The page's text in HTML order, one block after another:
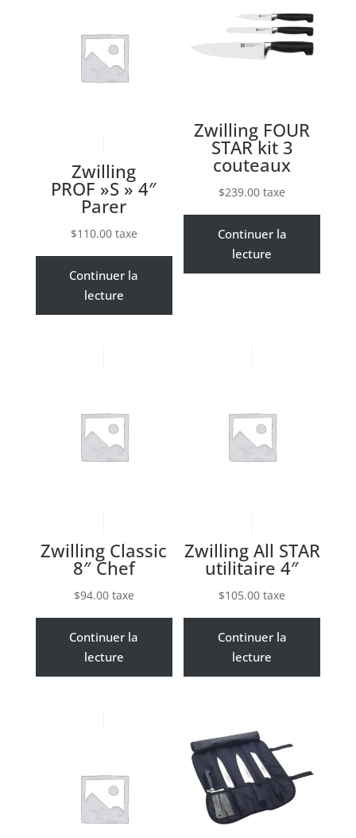
Zwilling
PROF »S » 4″
Parer
$110.00 taxe
Continuer la
lecture
Zwilling FOUR
STAR kit 3
couteaux
$239.00 taxe
Continuer la
lecture
Zwilling Classic
8″ Chef
$94.00 taxe
Continuer la
lecture
Zwilling All STAR
utilitaire 4″
$105.00 taxe
Continuer la
lecture